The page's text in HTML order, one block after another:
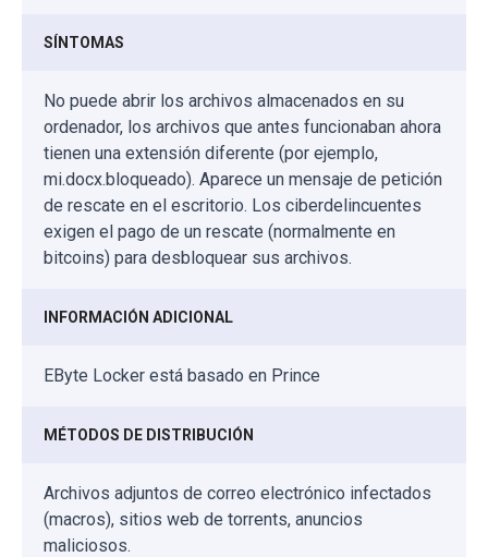
SÍNTOMAS
No puede abrir los archivos almacenados en su
ordenador, los archivos que antes funcionaban ahora
tienen una extensión diferente (por ejemplo,
mi.docx.bloqueado). Aparece un mensaje de petición
de rescate en el escritorio. Los ciberdelincuentes
exigen el pago de un rescate (normalmente en
bitcoins) para desbloquear sus archivos.
INFORMACIÓN ADICIONAL
EByte Locker está basado en Prince
MÉTODOS DE DISTRIBUCIÓN
Archivos adjuntos de correo electrónico infectados
(macros), sitios web de torrents, anuncios
maliciosos.